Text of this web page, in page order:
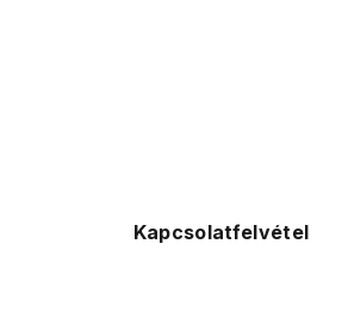
Kapcsolatfelvétel